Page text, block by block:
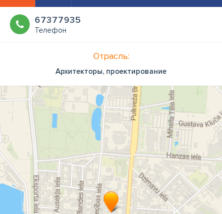
67377935
Телефон
Отрасль:
Архитекторы, проектирование